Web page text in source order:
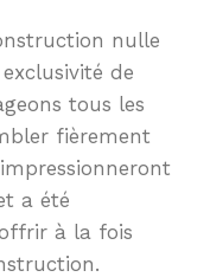
nulle
de
tous les
fièrement
a été
à la fois